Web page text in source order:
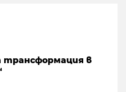
трансформация в